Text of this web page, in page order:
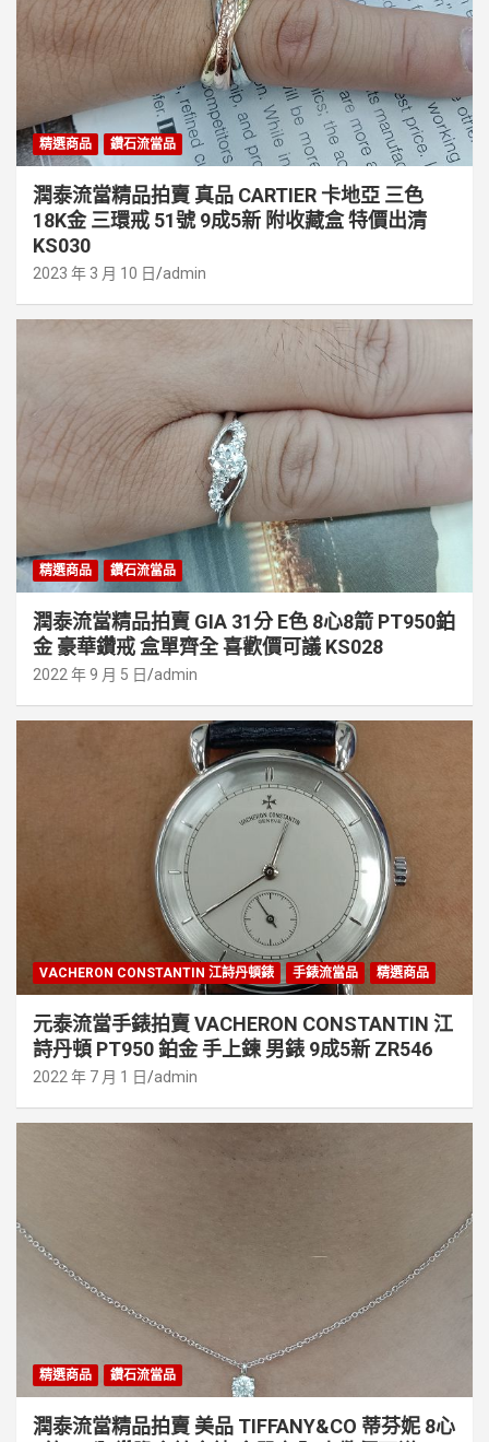
精選商品 鑽石流當品
潤泰流當精品拍賣 真品 CARTIER 卡地亞 三色
18K金 三環戒 51號 9成5新 附收藏盒 特價出清
KS030
2023 年 3 月 10 日 admin
精選商品 鑽石流當品
潤泰流當精品拍賣 GIA 31分 E色 8心8箭 PT950鉑
金 豪華鑽戒 盒單齊全 喜歡價可議 KS028
2022 年 9 月 5 日 admin
VACHERON CONSTANTIN 江詩丹頓錶 手錶流當品 精選商品
元泰流當手錶拍賣 VACHERON CONSTANTIN 江
詩丹頓 PT950 鉑金 手上鍊 男錶 9成5新 ZR546
2022 年 7 月 1 日 admin
精選商品 鑽石流當品
潤泰流當精品拍賣 美品 TIFFANY&CO 蒂芬妮 8心